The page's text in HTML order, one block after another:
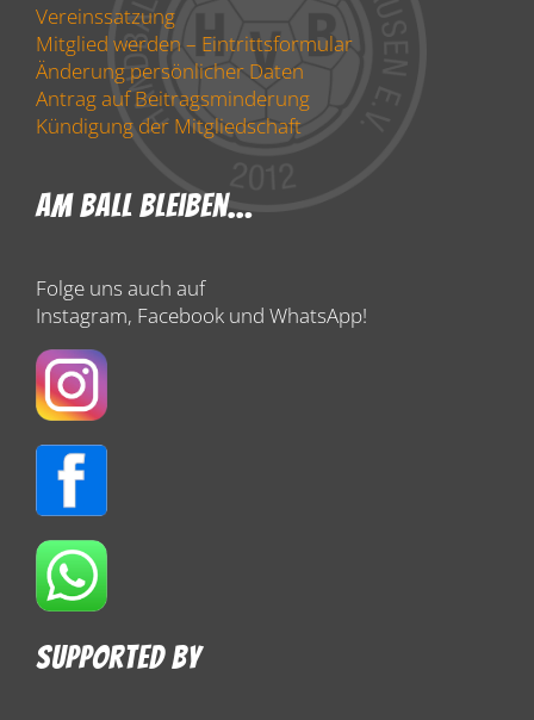
Vereinssatzung
Mitglied werden – Eintrittsformular
Änderung persönlicher Daten
Antrag auf Beitragsminderung
Kündigung der Mitgliedschaft
Am Ball Bleiben…
Folge uns auch auf
Instagram, Facebook und WhatsApp!
Supported By